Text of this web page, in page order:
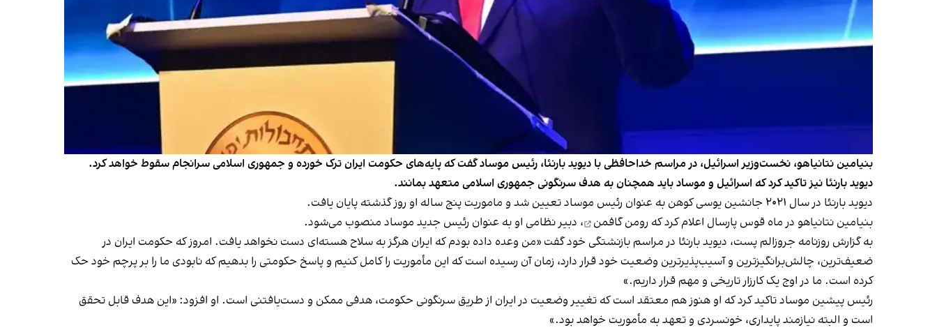
بنیامین نتانیاهو، نخست‌وزیر اسرائیل، در مراسم خداحافظی با دیوید بارنئا، رئیس موساد گفت که پایه‌های حکومت ایران ترک خورده و جمهوری اسلامی سرانجام سقوط خواهد کرد.
دیوید بارنئا نیز تاکید کرد که اسرائیل و موساد باید همچنان به هدف سرنگونی جمهوری اسلامی متعهد بمانند.
دیوید بارنئا در سال ۲۰۲۱ جانشین یوسی کوهن به عنوان رئیس موساد تعیین شد و ماموریت پنج ساله او روز گذشته پایان یافت.
بنیامین نتانیاهو در ماه قوس پارسال اعلام کرد که رومن گافمن
، دبیر نظامی او به عنوان رئیس جدید موساد منصوب می‌شود.
به گزارش روزنامه جروزالم پست، دیوید بارنئا در مراسم بازنشتگی خود گفت «من وعده داده بودم که ایران هرگز به سلاح هسته‌ای دست نخواهد یافت. امروز که حکومت ایران در
ضعیف‌ترین، چالش‌برانگیزترین و آسیب‌پذیرترین وضعیت خود قرار دارد، زمان آن رسیده است که این مأموریت را کامل کنیم و پاسخ حکومتی را بدهیم که نابودی ما را بر پرچم خود حک
کرده است. ما در اوج یک کارزار تاریخی و مهم قرار داریم.»
رئیس پیشین موساد تاکید کرد که او هنوز هم معتقد است که تغییر وضعیت در ایران از طریق سرنگونی حکومت، هدفی ممکن و دست‌یافتنی است. او افزود: «این هدف قابل تحقق
است و البته نیازمند پایداری، خونسردی و تعهد به مأموریت خواهد بود.»